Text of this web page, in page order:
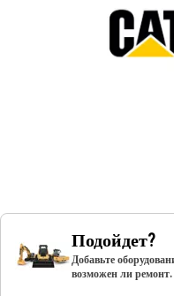
Подойдет?
Добавьте
возможен ли ремонт.